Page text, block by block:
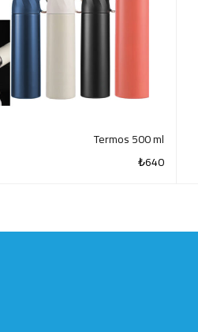
Termos 500 ml
₺640